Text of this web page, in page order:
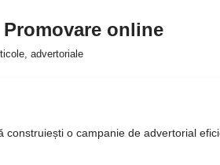
online
advertoriale
construiești o campanie de advertorial